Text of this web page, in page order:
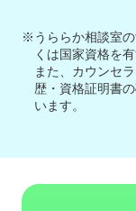
※うららか相談室
くは国家資格を
また、カウンセ
歴・資格証明書
います。